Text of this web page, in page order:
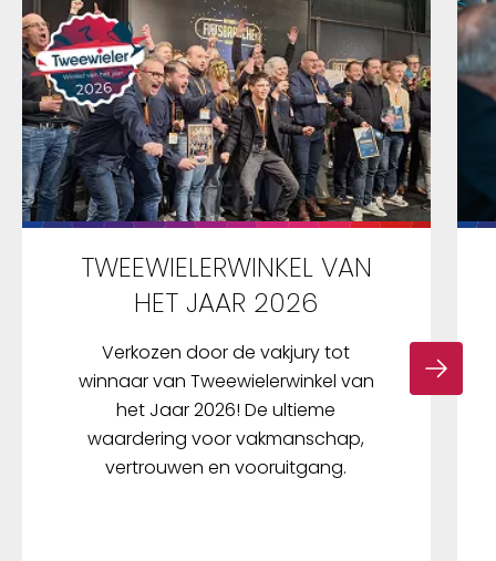
IP68-certificering geeft aan dat de slotkast
stof- en weerbestendig is. Een dubbele
kogelvergrendeling biedt betere bescherming
tegen geforceerd openen. Met het YARDO-
kettingslot gaan comfort, functionaliteit en
design hand in hand en bent u bij de tijd. De
vingerafdruktechnologie is trendsettend en
biedt maximaal comfort en een hoge mate
van veiligheid. Een CR2-batterij is in de
leveringsomvang inbegrepen.
TWEEWIELERWINKEL VAN
HET JAAR 2026
Verkozen door de vakjury tot
winnaar van Tweewielerwinkel van
het Jaar 2026! De ultieme
waardering voor vakmanschap,
vertrouwen en vooruitgang.